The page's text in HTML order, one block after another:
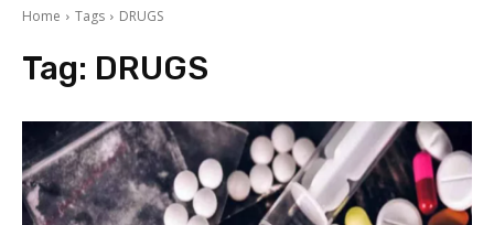
Home Tags DRUGS
Tag: DRUGS